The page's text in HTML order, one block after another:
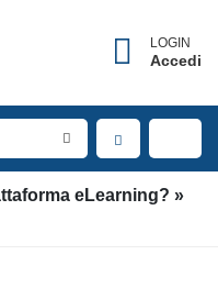
LOGIN
Accedi
eLearning?